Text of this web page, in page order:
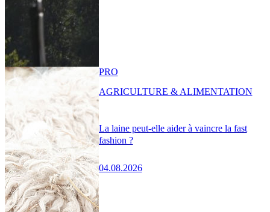
La laine peut-elle aider à vaincre la fast
fashion ?
04.08.2026
PRO
AGRICULTURE & ALIMENTATION